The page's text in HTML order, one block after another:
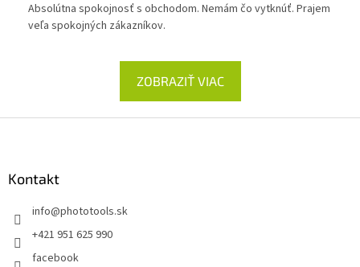
Absolútna spokojnosť s obchodom. Nemám čo vytknúť. Prajem
veľa spokojných zákazníkov.
ZOBRAZIŤ VIAC
Kontakt
info@phototools.sk
+421 951 625 990
facebook